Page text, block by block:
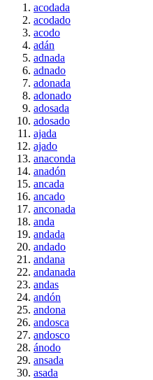
acodada
acodado
acodo
adán
adnada
adnado
adonada
adonado
adosada
adosado
ajada
ajado
anaconda
anadón
ancada
ancado
anconada
anda
andada
andado
andana
andanada
andas
andón
andona
andosca
andosco
ánodo
ansada
asada